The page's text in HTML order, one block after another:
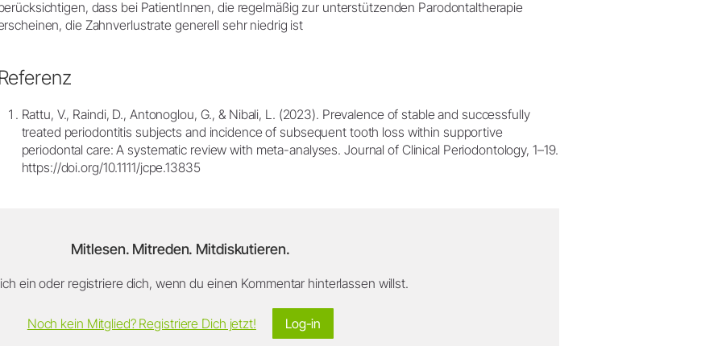
dass bei PatientInnen, die regelmäßig zur unterstützenden Parodontaltherapie
die Zahnverlustrate generell sehr niedrig ist
Referenz
Rattu, V., Raindi, D., Antonoglou, G., & Nibali, L. (2023). Prevalence of stable and successfully
treated periodontitis subjects and incidence of subsequent tooth loss within supportive
periodontal care: A systematic review with meta-analyses. Journal of Clinical Periodontology, 1–19.
https://doi.org/10.1111/jcpe.13835
Mitlesen. Mitreden. Mitdiskutieren.
ein oder registriere dich, wenn du einen Kommentar hinterlassen willst.
Log-in
Noch kein Mitglied? Registriere Dich jetzt!